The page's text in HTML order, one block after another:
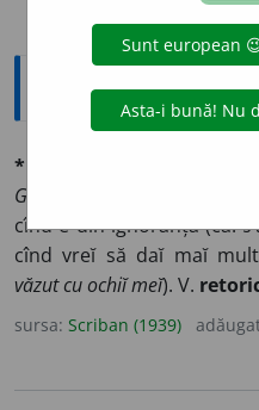
Explicative DEX
*pleonázm
Gram. Ret.
Prisos de
cînd e din ignoranță (ca:
cînd vreĭ să daĭ maĭ
văzut cu ochiĭ meĭ). V.
sursa: Scriban (1939)